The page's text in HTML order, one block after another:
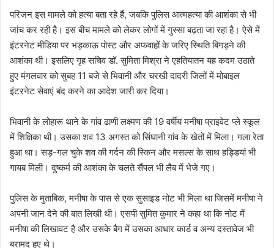
परिजन इस मामले को हत्या बता रहे हैं, जबकि पुलिस आत्महत्या की आशंका से भी
जांच कर रही है। इस बीच मामले को लेकर लोगों में गुस्सा बढ़ता जा रहा है। ऐसे में
इंटरनेट मीडिया पर भड़काऊ पोस्ट और अफवाहों के जरिए स्थिति बिगड़ने की
आशंका थी। इसलिए गृह सचिव डॉ. सुमिता मिश्रा ने एहतियातन यह कदम उठाते
हुए मंगलवार को सुबह 11 बजे से भिवानी और चरखी दादरी जिलों में मोबाइल
इंटरनेट सेवाएं बंद करने का आदेश जारी कर दिया।
भिवानी के लोहारू थाने के गांव ढाणी लक्ष्मण की 19 वर्षीय मनीषा प्राइवेट प्ले स्कूल
में शिक्षिका थी। उसका शव 13 अगस्त को सिंघानी गांव के खेतों में मिला। गला रेता
हुआ था। सड़-गल चुके शव की गर्दन की स्किन और मसल्स के साथ हड्डियां भी
गायब मिली। दुष्कर्म की आशंका के चलते सैंपल भी लैब में भेजे गए।
पुलिस के मुताबिक, मनीषा के पास से एक सुसाइड नोट भी मिला था जिसमें मनीषा ने
अपनी जान देने की बात लिखी थी। एसपी सुमित कुमार ने कहा था कि नोट में
मनीषा की लिखावट है और उसके बैग में उसका आधार कार्ड व अन्य दस्तावेज भी
बरामद हुए थे।